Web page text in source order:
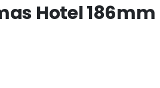
Hotel 186mm